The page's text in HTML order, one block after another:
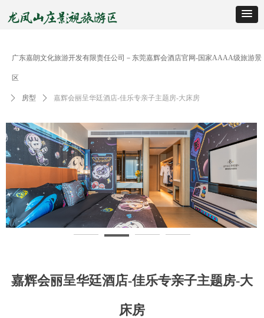
广东嘉朗文化旅游开发有限责任公司－东莞嘉辉会酒店官网-国家AAAA级旅游景
区
ꄲ 房型 ꄲ 嘉辉会丽呈华廷酒店-佳乐专亲子主题房-大床房
嘉辉会丽呈华廷酒店-佳乐专亲子主题房-大
床房